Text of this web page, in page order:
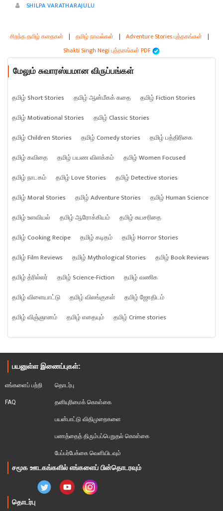
SHILPA VARATHARAJULU
சிறந்த தமிழ் கதைகள் | தமிழ் நாவல்கள் | Adventure Stories புத்தகங்கள் |
Shakti Singh Negi புத்தகங்கள் PDF
மேலும் சுவாரஸ்யமான விருப்பங்கள்
தமிழ் Short Stories தமிழ் ஆன்மீகக் கதை
தமிழ் Fiction Stories
தமிழ் Motivational Stories
தமிழ் Classic Stories
தமிழ் Children Stories
தமிழ் Comedy stories
தமிழ் பத்திரிகை
தமிழ் கவிதை
தமிழ் பயண விளக்கம்
தமிழ் Women Focused
தமிழ் நாடகம்
தமிழ் Love Stories
தமிழ் Detective stories
தமிழ் Moral Stories
தமிழ் Adventure Stories
தமிழ் Human Science
தமிழ் உளவியல்
தமிழ் ஆரோக்கியம்
தமிழ் சுயசரிதை
தமிழ் Cooking Recipe
தமிழ் கடிதம்
தமிழ் Horror Stories
தமிழ் Film Reviews
தமிழ் Mythological Stories
தமிழ் Book Reviews
தமிழ் த்ரில்லர்
தமிழ் Science-Fiction
தமிழ் வணிக
தமிழ் விளையாட்டு
தமிழ் விலங்குகள்
தமிழ் ஜோதிடம்
தமிழ் விஞ்ஞானம்
தமிழ் எதையும் தமிழ் Crime stories
பயனுள்ள இணைப்புகள்:
எங்களைப் பற்றி
FAQ
தொடர்பு
தனியுரிமைக் கொள்கை
பயன்பாட்டு விதிமுறைகளை
பணத்தைத் திரும்பப்பெறுதல் கொள்கை
பேப்பர்பேக்கை வெளியிடவும்
சமூக ஊடகங்களில் எங்களைப் பின்தொடரவும்
தொடர்பு